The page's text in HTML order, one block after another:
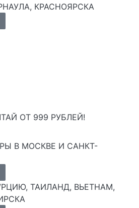
КРАСНОЯРСКА
ОТ 999 РУБЛЕЙ!
В МОСКВЕ И САНКТ-
ТАИЛАНД, ВЬЕТНАМ,